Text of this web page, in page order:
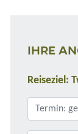
IHRE
Reiseziel: